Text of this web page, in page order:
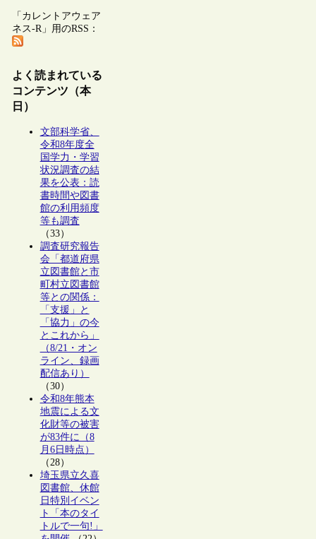
「カレントアウェア
ネス-R」用のRSS：
よく読まれている
コンテンツ（本
日）
文部科学省、
令和8年度全
国学力・学習
状況調査の結
果を公表：読
書時間や図書
館の利用頻度
等も調査
（33）
調査研究報告
会「都道府県
立図書館と市
町村立図書館
等との関係：
「支援」と
「協力」の今
とこれから」
（8/21・オン
ライン、録画
配信あり）
（30）
令和8年熊本
地震による文
化財等の被害
が83件に（8
月6日時点）
（28）
埼玉県立久喜
図書館、休館
日特別イベン
ト「本のタイ
トルで一句!」